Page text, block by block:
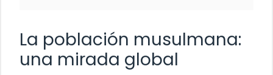
La población musulmana:
una mirada global